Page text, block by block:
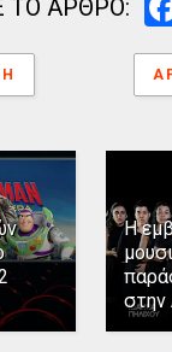
ΤΟ ΑΡΘΡΟ:
Η
στην